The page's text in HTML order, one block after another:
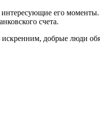
интересующие его моменты.
счета.
добрые люди